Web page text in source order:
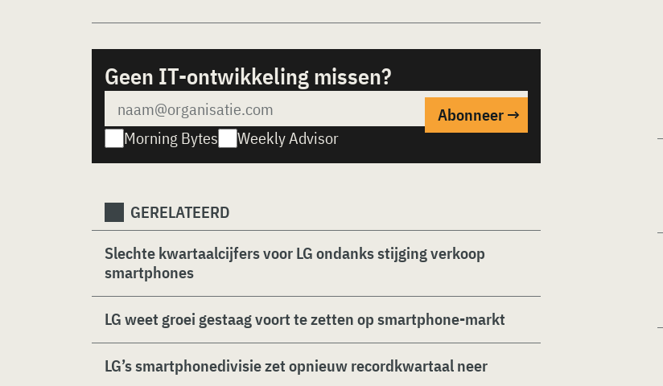
Geen IT-ontwikkeling missen?
Morning Bytes Weekly Advisor
GERELATEERD
Slechte kwartaalcijfers voor LG ondanks stijging verkoop
smartphones
LG weet groei gestaag voort te zetten op smartphone-markt
LG’s smartphonedivisie zet opnieuw recordkwartaal neer